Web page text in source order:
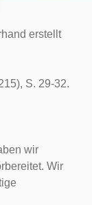
erstellt
S. 29-32.
wir
Wir